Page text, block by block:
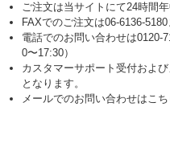
ご注文は当サイトにて24時間
FAXでのご注文は06-6136-
電話でのお問い合わせは0120-
0〜17:30）
カスタマーサポート受付およ
となります。
メールでのお問い合わせはこち